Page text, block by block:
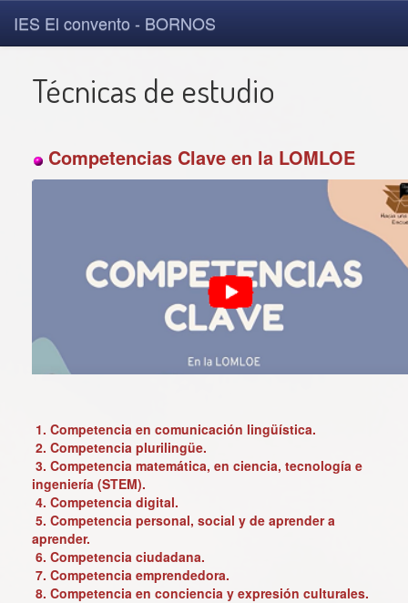
IES El convento - BORNOS
Técnicas de estudio
Competencias Clave en la LOMLOE
1. Competencia en comunicación lingüística.
2. Competencia plurilingüe.
3. Competencia matemática, en ciencia, tecnología e
ingeniería (STEM).
4. Competencia digital.
5. Competencia personal, social y de aprender a
aprender.
6. Competencia ciudadana.
7. Competencia emprendedora.
8. Competencia en conciencia y expresión culturales.